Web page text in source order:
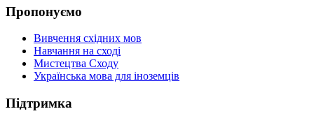
Пропонуємо
Вивчення східних мов
Навчання на сході
Мистецтва Сходу
Українська мова для іноземців
Підтримка